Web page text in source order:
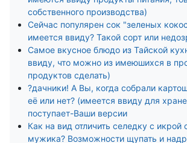
собственного производства)
Сейчас популярен сок "зеленых
имеется ввиду? Такой сорт или
Самое вкусное блюдо из Тайской
ввиду, что можно из имеюшихся в
продуктов сделать)
?дачники! А Вы, когда собрали
её или нет? (имеется ввиду для
поступает-Ваши версии
Как на вид отличить селедку с икрой
мужика? Возможности щупать и